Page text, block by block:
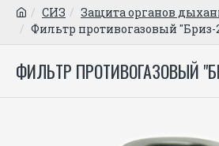
СИЗ
Защита органов
Фильтр противогазовый "Бриз-
ФИЛЬТР ПРОТИВОГАЗОВЫЙ